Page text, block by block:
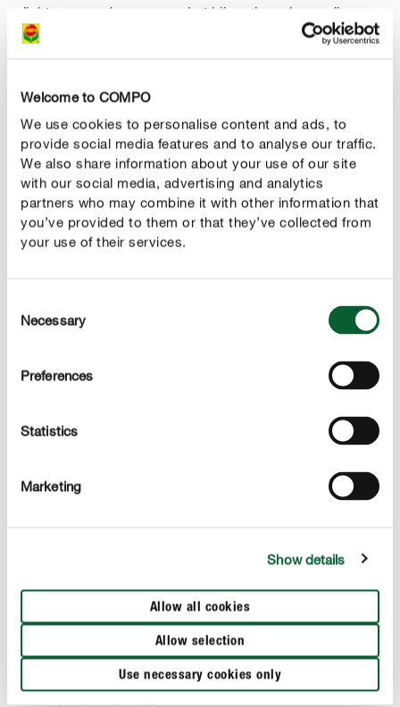
Welcome to COMPO
We use cookies to personalise content and ads, to
provide social media features and to analyse our traffic.
We also share information about your use of our site
with our social media, advertising and analytics
partners who may combine it with other information that
you’ve provided to them or that they’ve collected from
your use of their services.
Selection
Necessary
Preferences
Statistics
Marketing
Show details
Allow all cookies
Allow selection
Use necessary cookies only
dichte graszoden vormen. Let bij aankoop bovendien op
de RSM-certificering op de verpakking.
Mengsels met deze certificering hebben aandelen aan
variëteiten en soorten die in hun toepassingsgebied zijn
zeker van te zijn dat je gazon het voortdurend tegen
onkruid en mossen kan opnemen, moet het gekozen
grasmengsel zich bijzonder goed thuis voelen op de
locatie. Maar maak je zich geen zorgen, want in ons
NAAR HET ASSORTIMENT
Welk zaadmengsel past bij jou?